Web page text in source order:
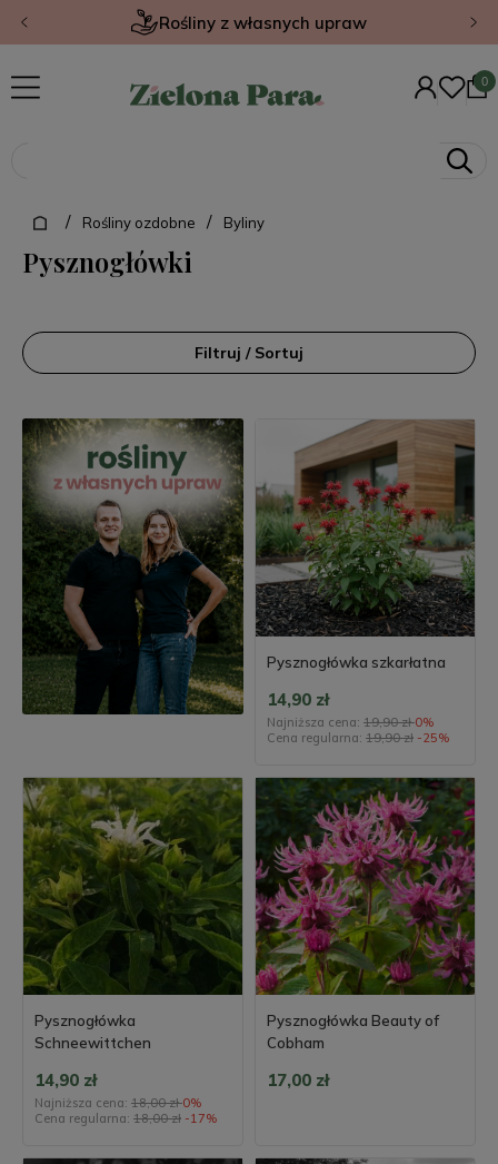
Rośliny z własnych upraw
/ Rośliny ozdobne / Byliny
Pysznogłówki
Filtruj / Sortuj
Pysznogłówka szkarłatna
14,90 zł
Najniższa cena: 19,90 zł0%
Cena regularna: 19,90 zł -25%
Pysznogłówka
Schneewittchen
14,90 zł
Najniższa cena: 18,00 zł0%
Cena regularna: 18,00 zł -17%
Pysznogłówka Beauty of
Cobham
17,00 zł